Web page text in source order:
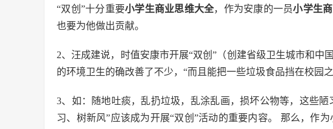
“双创”十分重要小学生商业思维大全，作为安康的一员小学生
也要为他做出贡献。
2、汪成建说，时值安康市开展“双创”（创建省级卫生城市和中
的环境卫生的确改善了不少，“而且能把一些垃圾食品挡在校园
3、如：随地吐痰，乱扔垃圾，乱涂乱画，损坏公物等，这些
习、树新风”应该成为开展“双创”活动的重要内容。 那么，作